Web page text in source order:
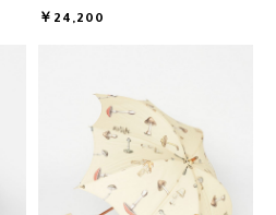
￥24,200